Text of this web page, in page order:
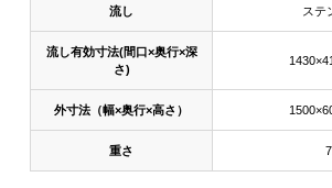
流し ステ
流し有効寸法(間口×奥行×深
さ)
外寸法（幅×奥行×高さ）
重さ